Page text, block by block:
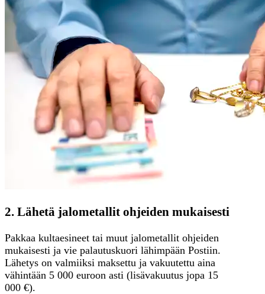
2. Lähetä jalometallit ohjeiden mukaisesti
Pakkaa kultaesineet tai muut jalometallit ohjeiden
mukaisesti ja vie palautuskuori lähimpään Postiin.
Lähetys on valmiiksi maksettu ja vakuutettu aina
vähintään 5 000 euroon asti (lisävakuutus jopa 15
000 €).